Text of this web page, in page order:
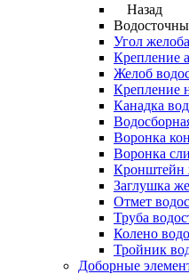
Назад
Угол желоба
Крепление
Желоб
Крепление
Канадка
Воронка
Воронка
Кронштейн
Заглушка
Отмет
Труба
Колено
Тройник
Доборные